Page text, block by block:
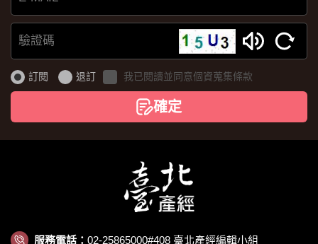
E-
MAIL
證
碼
訂閱 退訂 我已閱讀並同意個資蒐集條款
確定
服務電話： 02-25865000#408 臺北產經編輯小組